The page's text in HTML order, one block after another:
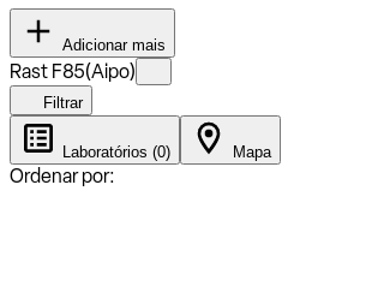
Adicionar mais
Rast F85(Aipo)
Filtrar
Laboratórios (0) Mapa
Ordenar por: